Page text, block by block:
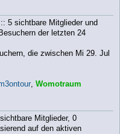
5 sichtbare Mitglieder und
der letzten 24
die zwischen Mi 29. Jul
, Womotraum
Mitglieder, 0
auf den aktiven